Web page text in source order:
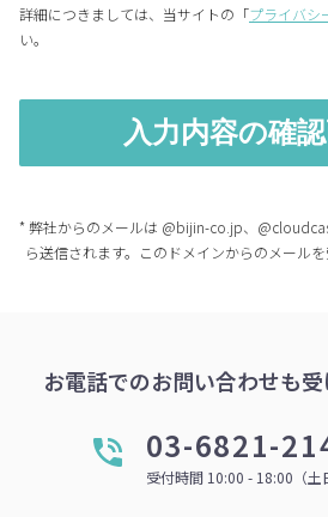
詳細につきましては、当サイトの「プライバシ
い。
* 弊社からのメールは @bijin-co.jp、
ら送信されます。このドメインからのメール
お電話でのお問い合わせも
03-6821-
受付時間 10:00 - 18:00（土